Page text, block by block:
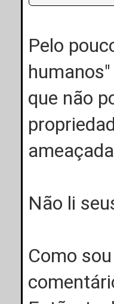
Pelo
que não
Não li
Como